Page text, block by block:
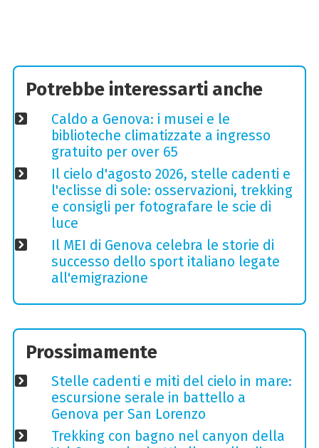
Potrebbe interessarti anche
Caldo a Genova: i musei e le
biblioteche climatizzate a ingresso
gratuito per over 65
Il cielo d'agosto 2026, stelle cadenti e
l'eclisse di sole: osservazioni, trekking
e consigli per fotografare le scie di
luce
Il MEI di Genova celebra le storie di
successo dello sport italiano legate
all'emigrazione
Prossimamente
Stelle cadenti e miti del cielo in mare:
escursione serale in battello a
Genova per San Lorenzo
Trekking con bagno nel canyon della